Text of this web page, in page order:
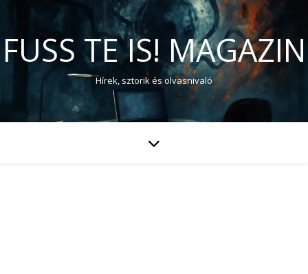
FUSS TE IS! MAGAZIN
Hírek, sztorik és olvasnivaló